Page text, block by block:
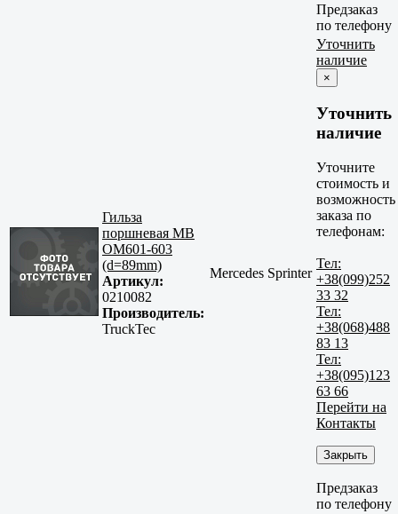
Предзаказ
по телефону
Гильза
поршневая MB
OM601-603
(d=89mm)
Артикул:
0210082
Производитель:
TruckTec
Mercedes Sprinter
Уточнить
наличие
×
Уточнить
наличие
Уточните
стоимость и
возможность
заказа по
телефонам:
Тел:
+38(099)252
33 32
Тел:
+38(068)488
83 13
Тел:
+38(095)123
63 66
Перейти на
Контакты
Закрыть
Предзаказ
по телефону